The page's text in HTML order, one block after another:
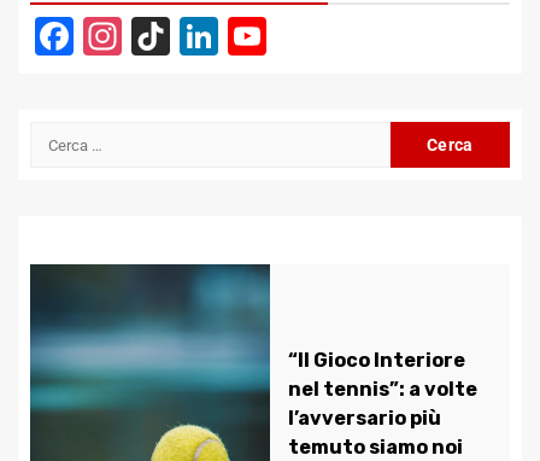
Facebook
Instagram
TikTokLinkedIn
Ricerca
“Il Gioco Interiore
nel tennis”: a volte
l’avversario più
temuto siamo noi